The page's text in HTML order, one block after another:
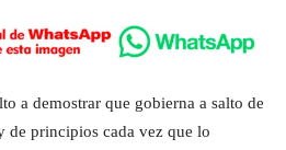
a demostrar que gobierna a salto de
de principios cada vez que lo